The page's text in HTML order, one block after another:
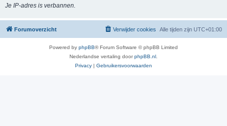
Je IP-adres is verbannen.
Forumoverzicht Alle tijden zijn UTC+01:00
Verwijder cookies
Powered by phpBB® Forum Software © phpBB Limited
Nederlandse vertaling doorphpBB.nl
Privacy | Gebruikersvoorwaarden